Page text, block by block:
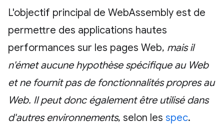
L'objectif principal de WebAssembly est de
permettre des applications hautes
performances sur les pages Web, mais il
n'émet aucune hypothèse spécifique au Web
et ne fournit pas de fonctionnalités propres au
Web. Il peut donc également être utilisé dans
d'autres environnements, selon les spec.